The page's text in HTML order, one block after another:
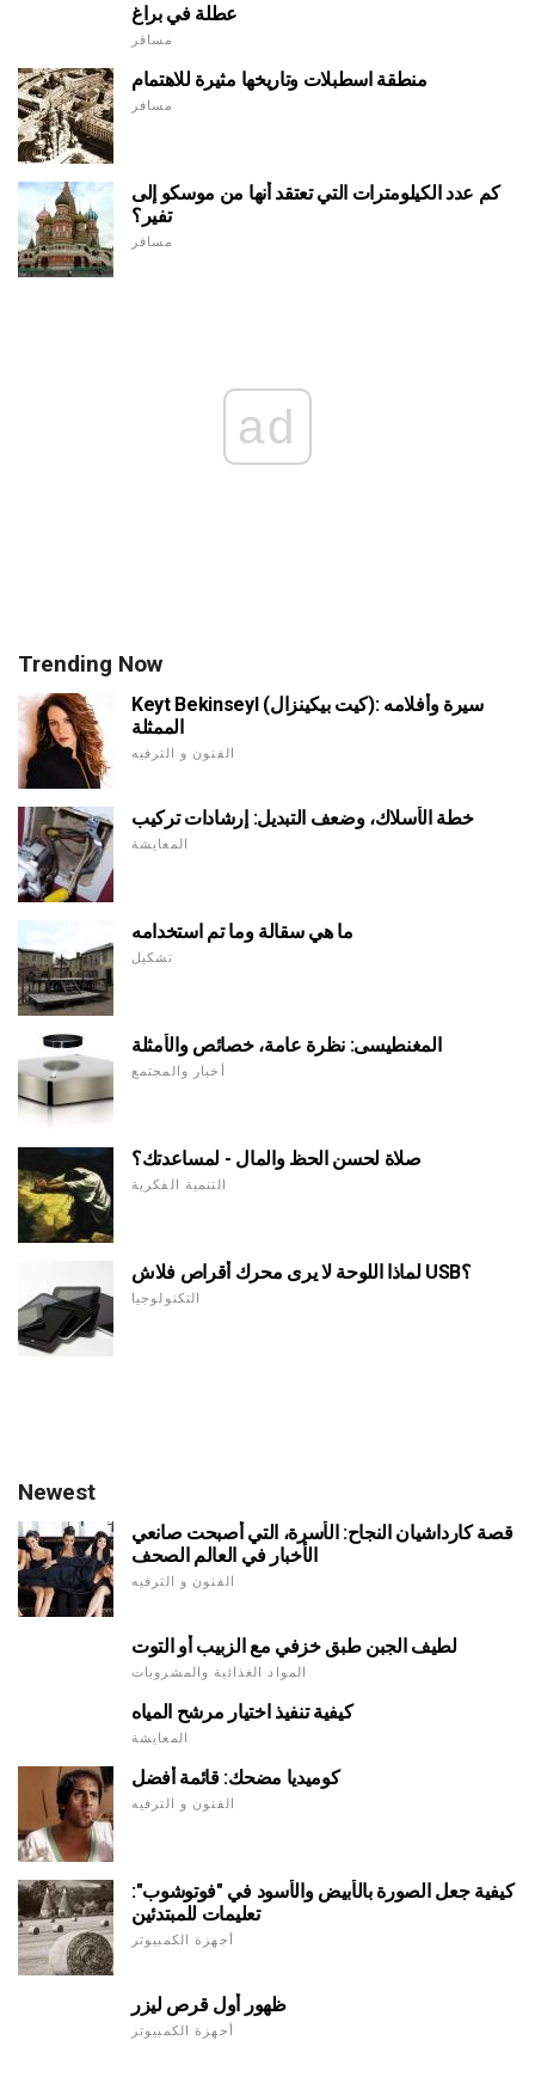
عطلة في براغ
مسافر
منطقة اسطبلات وتاريخها مثيرة للاهتمام
مسافر
كم عدد الكيلومترات التي تعتقد أنها من موسكو إلى
تفير؟
مسافر
ad
Trending Now
Keyt Bekinseyl (كيت بيكينزال): سيرة وأفلامه
الممثلة
الفنون و الترفيه
خطة الأسلاك، وضعف التبديل: إرشادات تركيب
المعايشة
ما هي سقالة وما تم استخدامه
تشكيل
المغنطيسى: نظرة عامة، خصائص والأمثلة
أخبار والمجتمع
صلاة لحسن الحظ والمال - لمساعدتك؟
التنمية الفكرية
لماذا اللوحة لا يرى محرك أقراص فلاش USB؟
التكنولوجيا
Newest
قصة كارداشيان النجاح: الأسرة، التي أصبحت صانعي
الأخبار في العالم الصحف
الفنون و الترفيه
لطيف الجبن طبق خزفي مع الزبيب أو التوت
المواد الغذائية والمشروبات
كيفية تنفيذ اختيار مرشح المياه
المعايشة
كوميديا مضحك: قائمة أفضل
الفنون و الترفيه
كيفية جعل الصورة بالأبيض والأسود في "فوتوشوب":
تعليمات للمبتدئين
أجهزة الكمبيوتر
ظهور أول قرص ليزر
أجهزة الكمبيوتر